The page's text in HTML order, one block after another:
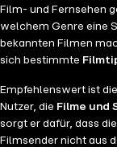
Film- und Fernsehen
welchem Genre eine
bekannten Filmen
sich bestimmte
Empfehlenswert ist
Nutzer, die Filme und
sorgt er dafür, dass
Filmsender nicht aus